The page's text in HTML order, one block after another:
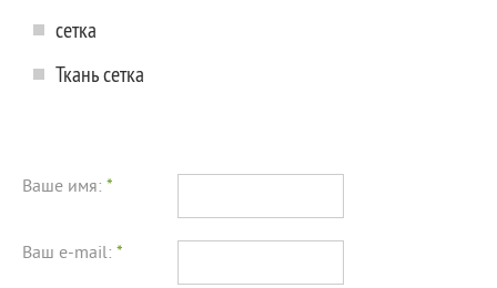
сетка
Ткань сетка
Ваше имя: *
Ваш e-mail: *